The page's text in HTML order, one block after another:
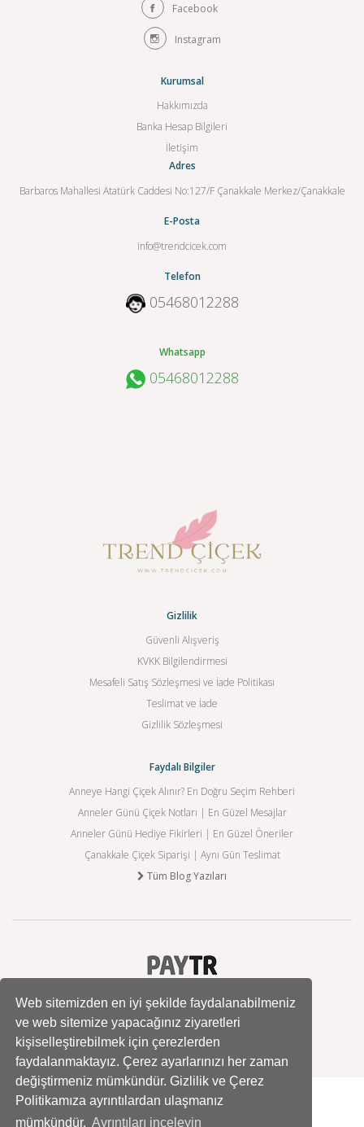
Web sitemizden en iyi şekilde faydalanabilmeniz
ve web sitemize yapacağınız ziyaretleri
kişiselleştirebilmek için çerezlerden
faydalanmaktayız. Çerez ayarlarınızı her zaman
değiştirmeniz mümkündür. Gizlilik ve Çerez
Politikamıza ayrıntılardan ulaşmanız
mümkündür. Ayrıntıları inceleyin
Facebook
Instagram
Kurumsal
Hakkımızda
Banka Hesap Bilgileri
İletişim
Adres
Barbaros Mahallesi Atatürk Caddesi No:127/F Çanakkale Merkez/Çanakkale
E-Posta
info@trendcicek.com
Telefon
05468012288
Whatsapp
05468012288
Gizlilik
Güvenli Alışveriş
KVKK Bilgilendirmesi
Mesafeli Satış Sözleşmesi ve İade Politikası
Teslimat ve İade
Gizlilik Sözleşmesi
Faydalı Bilgiler
Anneye Hangi Çiçek Alınır? En Doğru Seçim Rehberi
Anneler Günü Çiçek Notları | En Güzel Mesajlar
Anneler Günü Hediye Fikirleri | En Güzel Öneriler
Çanakkale Çiçek Siparişi | Aynı Gün Teslimat
Tüm Blog Yazıları